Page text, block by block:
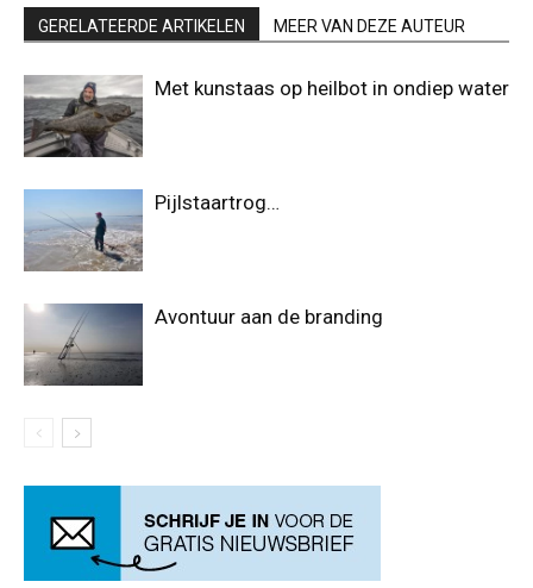
GERELATEERDE ARTIKELEN MEER VAN DEZE AUTEUR
Met kunstaas op heilbot in ondiep water
Pijlstaartrog…
Avontuur aan de branding